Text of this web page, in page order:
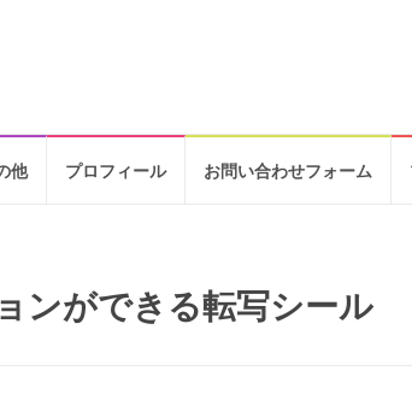
他 プロフィール お問い合わせフォーム
ンができる転写シール